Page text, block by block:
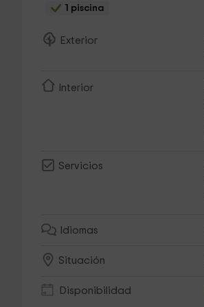
1 piscina
Exterior
Interior
Servicios
Idiomas
Situación
Disponibilidad